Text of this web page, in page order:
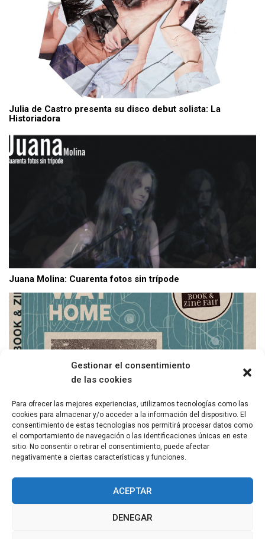
Gestionar el consentimiento
de las cookies
Para ofrecer las mejores experiencias, utilizamos tecnologías como las
cookies para almacenar y/o acceder a la información del dispositivo. El
consentimiento de estas tecnologías nos permitirá procesar datos como
el comportamiento de navegación o las identificaciones únicas en este
sitio. No consentir o retirar el consentimiento, puede afectar
negativamente a ciertas características y funciones.
ACEPTAR
DENEGAR
Julia de Castro presenta su disco debut solista: La
Historiadora
Juana Molina: Cuarenta fotos sin trípode
OPEN CALL: ‘Camino a casa’ Micrófono abierto de poesía